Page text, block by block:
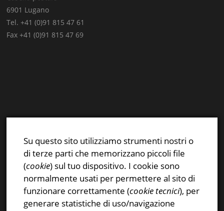
6901 Lugano
Tel. +41 (0)91 815 47 61
Fax +41 (0)91 815 47 69
Instagram
Privacy & Cookies Policy
Su questo sito utilizziamo strumenti nostri o
di terze parti che memorizzano piccoli file
(cookie) sul tuo dispositivo. I cookie sono
normalmente usati per permettere al sito di
funzionare correttamente (cookie tecnici), per
generare statistiche di uso/navigazione